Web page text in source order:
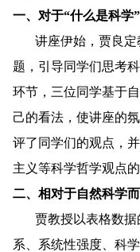
一、 对于“什么是科学
讲座伊始，贾良定
题，引导同学们思考
环节，三位同学基于
己的看法，使讲座的
评了同学们的观点，
主义等科学哲学观点的
二、 相对于自然科学
贾教授以表格数
系、系统性强度、科